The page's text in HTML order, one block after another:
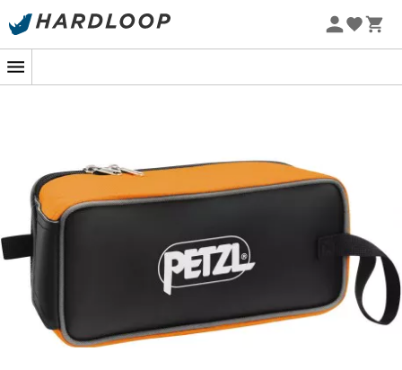
Promoções de verão 🔥 -5% EXTRA a partir de 2 produtos*